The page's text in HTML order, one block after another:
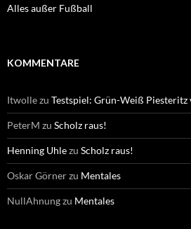
Alles außer Fußball
KOMMENTARE
Itwollezu Testspiel: Grün-Weiß Piesteritz
PeterM zu Scholz raus!
Henning Uhlezu Scholz raus!
Oskar Görnerzu Mentales
NullAhnungzu Mentales